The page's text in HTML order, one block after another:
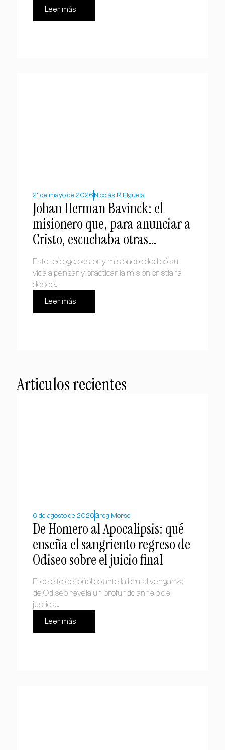
Leer más
21 de mayo de 2026 Nicolás R. Elgueta
Johan Herman Bavinck: el
misionero que, para anunciar a
Cristo, escuchaba otras
religiones
Este teólogo, pastor y misionero dedicó su
vida a pensar y practicar la misión cristiana
desde...
Leer más
Articulos recientes
6 de agosto de 2026Greg Morse
De Homero al Apocalipsis: qué
enseña el sangriento regreso de
Odiseo sobre el juicio final
El deleite del público ante la brutal venganza
de Odiseo revela un profundo anhelo de
justicia....
Leer más